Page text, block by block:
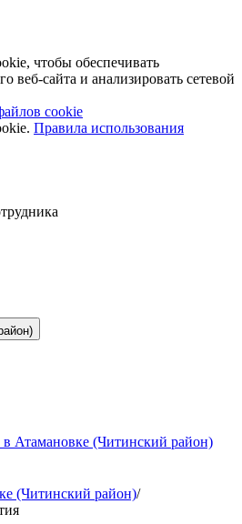
чтобы обеспечивать
веб-сайта и анализировать сетевой
cookie
Правила использования
в Атамановке (Читинский район)
(Читинский район)/